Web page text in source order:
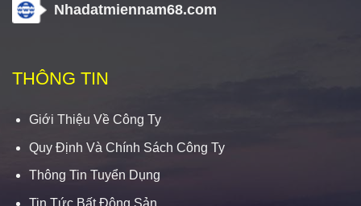
Nhadatmiennam68.com
THÔNG TIN
Giới Thiệu Về Công Ty
Quy Định Và Chính Sách Công Ty
Thông Tin Tuyển Dụng
Tin Tức Bất Động Sản